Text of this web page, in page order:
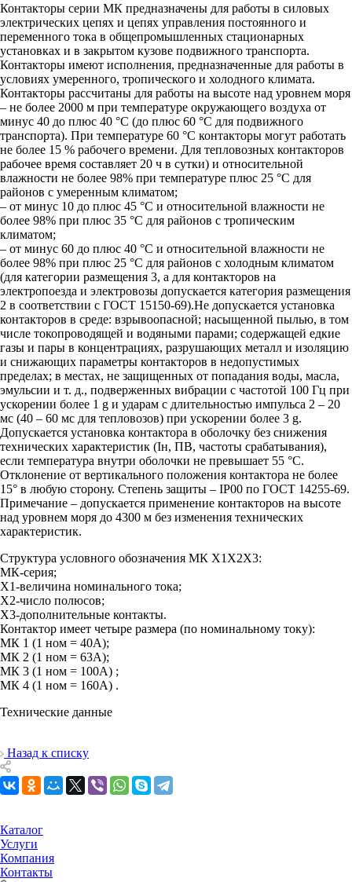
Контакторы серии МК предназначены для работы в силовых
электрических цепях и цепях управления постоянного и
переменного тока в общепромышленных стационарных
установках и в закрытом кузове подвижного транспорта.
Контакторы имеют исполнения, предназначенные для работы в
условиях умеренного, тропического и холодного климата.
Контакторы рассчитаны для работы на высоте над уровнем моря
– не более 2000 м при температуре окружающего воздуха от
минус 40 до плюс 40 °С (до плюс 60 °С для подвижного
транспорта). При температуре 60 °С контакторы могут работать
не более 15 % рабочего времени. Для тепловозных контакторов
рабочее время составляет 20 ч в сутки) и относительной
влажности не более 98% при температуре плюс 25 °С для
районов с умеренным климатом;
– от минус 10 до плюс 45 °С и относительной влажности не
более 98% при плюс 35 °С для районов с тропическим
климатом;
– от минус 60 до плюс 40 °С и относительной влажности не
более 98% при плюс 25 °С для районов с холодным климатом
(для категории размещения 3, а для контакторов на
электропоезда и электровозы допускается категория размещения
2 в соответствии с ГОСТ 15150-69).Не допускается установка
контакторов в среде: взрывоопасной; насыщенной пылью, в том
числе токопроводящей и водяными парами; содержащей едкие
газы и пары в концентрациях, разрушающих металл и изоляцию
и снижающих параметры контакторов в недопустимых
пределах; в местах, не защищенных от попадания воды, масла,
эмульсии и т. д., подверженных вибрации с частотой 100 Гц при
ускорении более 1 g и ударам с длительностью импульса 2 – 20
мс (40 – 60 мс для тепловозов) при ускорении более 3 g.
Допускается установка контактора в оболочку без снижения
технических характеристик (Iн, ПВ, частоты срабатывания),
если температура внутри оболочки не превышает 55 °С.
Отклонение от вертикального положения контактора не более
15° в любую сторону. Степень защиты – IР00 по ГОСТ 14255-69.
Примечание – допускается применение контакторов на высоте
над уровнем моря до 4300 м без изменения технических
характеристик.
Структура условного обозначения МК Х1Х2Х3:
МК-серия;
Х1-величина номинального тока;
Х2-число полюсов;
Х3-дополнительные контакты.
Контактор имеет четыре размера (по номинальному току):
МК 1 (1 ном = 40А);
МК 2 (1 ном = 63А);
МК 3 (1 ном = 100А) ;
МК 4 (1 ном = 160А) .
Технические данные
Назад к списку
Каталог
Услуги
Компания
Контакты